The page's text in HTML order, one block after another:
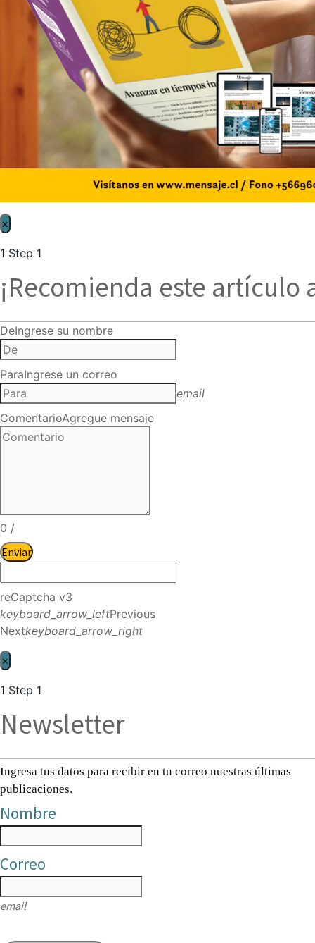
×
1 Step 1
¡Recomienda este artículo
DeIngrese su nombre
ParaIngrese un correo
email
ComentarioAgregue mensaje
0 /
Enviar
reCaptcha v3
keyboard_arrow_leftPrevious
Nextkeyboard_arrow_right
×
1 Step 1
Newsletter
Ingresa tus datos para recibir en tu correo nuestras últimas
publicaciones.
Nombre
Correo
email